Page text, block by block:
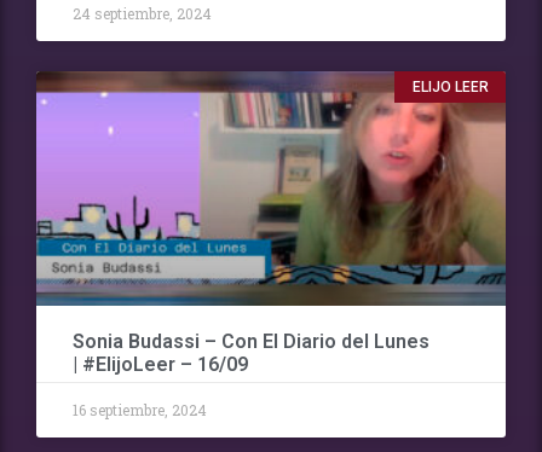
24 septiembre, 2024
ELIJO LEER
Sonia Budassi – Con El Diario del Lunes
| #ElijoLeer – 16/09
16 septiembre, 2024